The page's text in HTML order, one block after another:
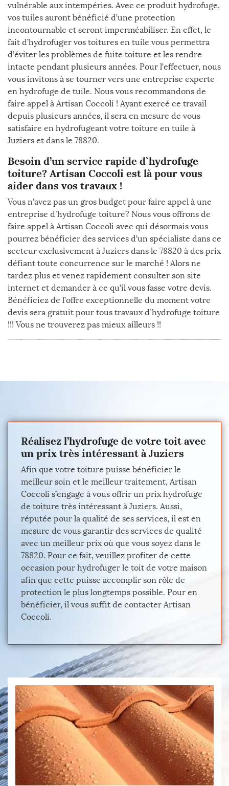
vulnérable aux intempéries. Avec ce produit hydrofuge,
vos tuiles auront bénéficié d’une protection
incontournable et seront imperméabiliser. En effet, le
fait d’hydrofuger vos toitures en tuile vous permettra
d’éviter les problèmes de fuite toiture et les rendre
intacte pendant plusieurs années. Pour l’effectuer, nous
vous invitons à se tourner vers une entreprise experte
en hydrofuge de tuile. Nous vous recommandons de
faire appel à Artisan Coccoli ! Ayant exercé ce travail
depuis plusieurs années, il sera en mesure de vous
satisfaire en hydrofugeant votre toiture en tuile à
Juziers et dans le 78820.
Besoin d’un service rapide d`hydrofuge
toiture? Artisan Coccoli est là pour vous
aider dans vos travaux !
Vous n’avez pas un gros budget pour faire appel à une
entreprise d`hydrofuge toiture? Nous vous offrons de
faire appel à Artisan Coccoli avec qui désormais vous
pourrez bénéficier des services d’un spécialiste dans ce
secteur exclusivement à Juziers dans le 78820 à des prix
défiant toute concurrence sur le marché ! Alors ne
tardez plus et venez rapidement consulter son site
internet et demander à ce qu’il vous fasse votre devis.
Bénéficiez de l’offre exceptionnelle du moment votre
devis sera gratuit pour tous travaux d`hydrofuge toiture
!!! Vous ne trouverez pas mieux ailleurs !!
Réalisez l’hydrofuge de votre toit avec
un prix très intéressant à Juziers
Afin que votre toiture puisse bénéficier le
meilleur soin et le meilleur traitement, Artisan
Coccoli s’engage à vous offrir un prix hydrofuge
de toiture très intéressant à Juziers. Aussi,
réputée pour la qualité de ses services, il est en
mesure de vous garantir des services de qualité
avec un meilleur prix où que vous soyez dans le
78820. Pour ce fait, veuillez profiter de cette
occasion pour hydrofuger le toit de votre maison
afin que cette puisse accomplir son rôle de
protection le plus longtemps possible. Pour en
bénéficier, il vous suffit de contacter Artisan
Coccoli.